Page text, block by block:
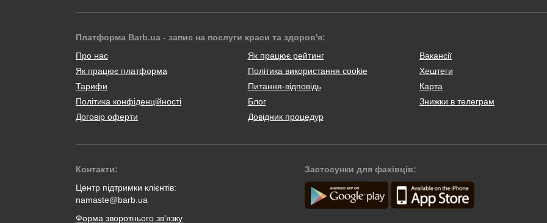
Платформа Barb.ua - запис на послуги краси та здоров'я:
Про нас
Як працює платформа
Тарифи
Політика конфіденційності
Договір оферти
Як працює рейтинг
Політика використання cookie
Питання-відповідь
Блог
Довідник процедур
Вакансії
Хештеги
Карта
Знижки в телеграм
Контакти:
Центр підтримки клієнтів:
namaste@barb.ua
Форма зворотнього зв'язку
Застосунки для фахівців: